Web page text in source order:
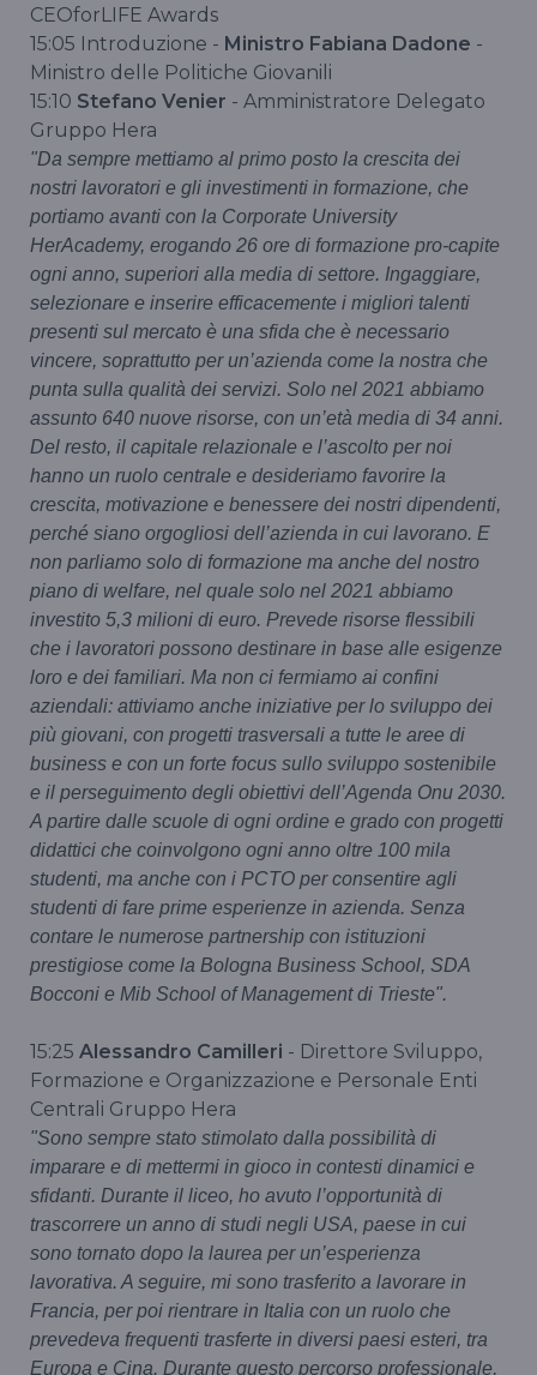
CEOforLIFE Awards
15:05 Introduzione - Ministro Fabiana Dadone -
Ministro delle Politiche Giovanili
15:10 Stefano Venier - Amministratore Delegato
Gruppo Hera
"Da sempre mettiamo al primo posto la crescita dei
nostri lavoratori e gli investimenti in formazione, che
portiamo avanti con la Corporate University
HerAcademy, erogando 26 ore di formazione pro-capite
ogni anno, superiori alla media di settore. Ingaggiare,
selezionare e inserire efficacemente i migliori talenti
presenti sul mercato è una sfida che è necessario
vincere, soprattutto per un’azienda come la nostra che
punta sulla qualità dei servizi. Solo nel 2021 abbiamo
assunto 640 nuove risorse, con un’età media di 34 anni.
Del resto, il capitale relazionale e l’ascolto per noi
hanno un ruolo centrale e desideriamo favorire la
crescita, motivazione e benessere dei nostri dipendenti,
perché siano orgogliosi dell’azienda in cui lavorano. E
non parliamo solo di formazione ma anche del nostro
piano di welfare, nel quale solo nel 2021 abbiamo
investito 5,3 milioni di euro. Prevede risorse flessibili
che i lavoratori possono destinare in base alle esigenze
loro e dei familiari. Ma non ci fermiamo ai confini
aziendali: attiviamo anche iniziative per lo sviluppo dei
più giovani, con progetti trasversali a tutte le aree di
business e con un forte focus sullo sviluppo sostenibile
e il perseguimento degli obiettivi dell’Agenda Onu 2030.
A partire dalle scuole di ogni ordine e grado con progetti
didattici che coinvolgono ogni anno oltre 100 mila
studenti, ma anche con i PCTO per consentire agli
studenti di fare prime esperienze in azienda. Senza
contare le numerose partnership con istituzioni
prestigiose come la Bologna Business School, SDA
Bocconi e Mib School of Management di Trieste".
15:25 Alessandro Camilleri - Direttore Sviluppo,
Formazione e Organizzazione e Personale Enti
Centrali Gruppo Hera
"Sono sempre stato stimolato dalla possibilità di
imparare e di mettermi in gioco in contesti dinamici e
sfidanti. Durante il liceo, ho avuto l’opportunità di
trascorrere un anno di studi negli USA, paese in cui
sono tornato dopo la laurea per un’esperienza
lavorativa. A seguire, mi sono trasferito a lavorare in
Francia, per poi rientrare in Italia con un ruolo che
prevedeva frequenti trasferte in diversi paesi esteri, tra
Europa e Cina. Durante questo percorso professionale,